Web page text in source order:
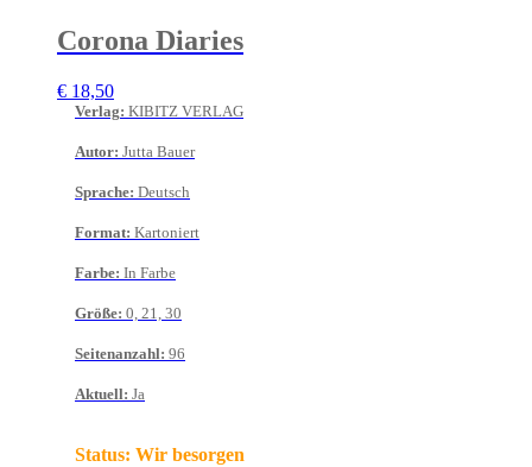
Corona Diaries
€ 18,50
Verlag: KIBITZ VERLAG
Autor: Jutta Bauer
Sprache: Deutsch
Format: Kartoniert
Farbe: In Farbe
Größe: 0, 21, 30
Seitenanzahl: 96
Aktuell: Ja
Status: Wir besorgen